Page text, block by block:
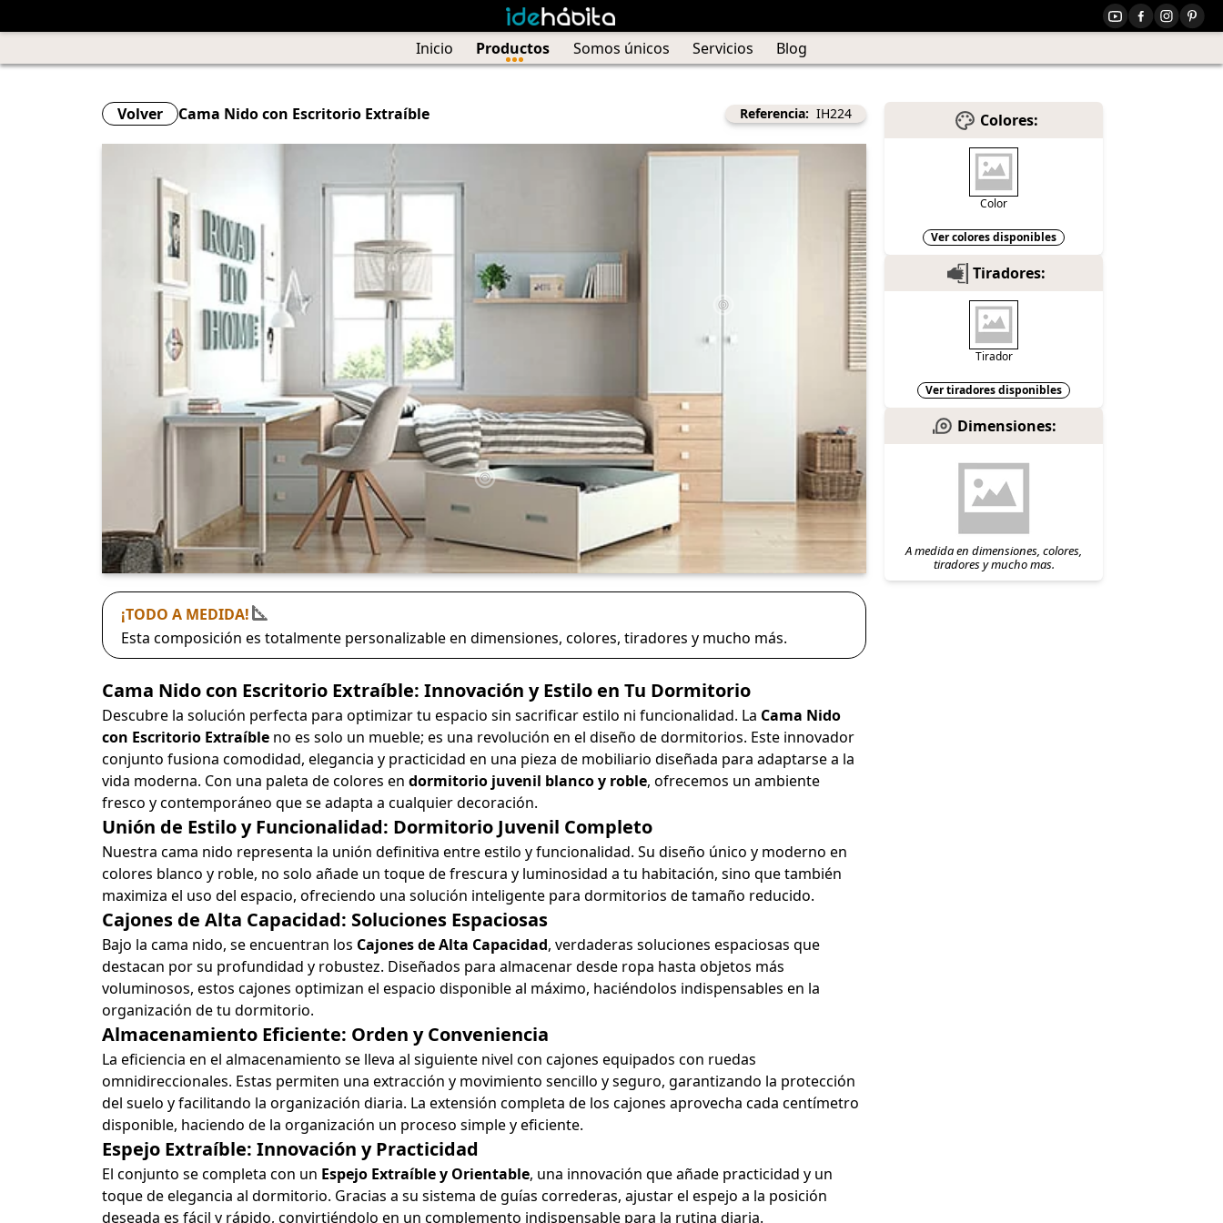
Inicio Productos Somos únicos Servicios Blog
Volver Cama Nido con Escritorio Extraíble Referencia: IH224
¡TODO A MEDIDA!
Esta composición es totalmente personalizable en dimensiones, colores, tiradores y mucho más.
Cama Nido con Escritorio Extraíble: Innovación y Estilo en Tu Dormitorio
Descubre la solución perfecta para optimizar tu espacio sin sacrificar estilo ni funcionalidad. La Cama Nido
con Escritorio Extraíble no es solo un mueble; es una revolución en el diseño de dormitorios. Este innovador
conjunto fusiona comodidad, elegancia y practicidad en una pieza de mobiliario diseñada para adaptarse a la
vida moderna. Con una paleta de colores en dormitorio juvenil blanco y roble, ofrecemos un ambiente
fresco y contemporáneo que se adapta a cualquier decoración.
Unión de Estilo y Funcionalidad: Dormitorio Juvenil Completo
Nuestra cama nido representa la unión definitiva entre estilo y funcionalidad. Su diseño único y moderno en
colores blanco y roble, no solo añade un toque de frescura y luminosidad a tu habitación, sino que también
maximiza el uso del espacio, ofreciendo una solución inteligente para dormitorios de tamaño reducido.
Cajones de Alta Capacidad: Soluciones Espaciosas
Bajo la cama nido, se encuentran los Cajones de Alta Capacidad, verdaderas soluciones espaciosas que
destacan por su profundidad y robustez. Diseñados para almacenar desde ropa hasta objetos más
voluminosos, estos cajones optimizan el espacio disponible al máximo, haciéndolos indispensables en la
organización de tu dormitorio.
Almacenamiento Eficiente: Orden y Conveniencia
La eficiencia en el almacenamiento se lleva al siguiente nivel con cajones equipados con ruedas
omnidireccionales. Estas permiten una extracción y movimiento sencillo y seguro, garantizando la protección
del suelo y facilitando la organización diaria. La extensión completa de los cajones aprovecha cada centímetro
disponible, haciendo de la organización un proceso simple y eficiente.
Espejo Extraíble: Innovación y Practicidad
El conjunto se completa con un Espejo Extraíble y Orientable, una innovación que añade practicidad y un
toque de elegancia al dormitorio. Gracias a su sistema de guías correderas, ajustar el espejo a la posición
deseada es fácil y rápido, convirtiéndolo en un complemento indispensable para la rutina diaria.
Colores:
Color
Ver colores disponibles
Tiradores:
Tirador
Ver tiradores disponibles
Dimensiones:
A medida en dimensiones, colores,
tiradores y mucho mas.